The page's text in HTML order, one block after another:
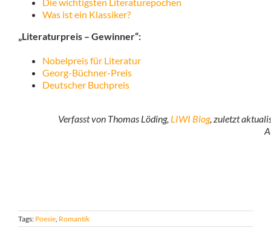
Was ist ein Klassiker?
„Literaturpreis – Gewinner“:
Nobelpreis für Literatur
Georg-Büchner-Preis
Deutscher Buchpreis
Verfasst von Thomas Löding, LIWI Blog, zuletzt
Tags: Poesie Romantik